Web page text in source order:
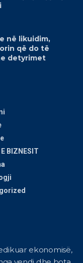
në likuidim,
që do të
detyrimet
BIZNESIT
ekonomisë,